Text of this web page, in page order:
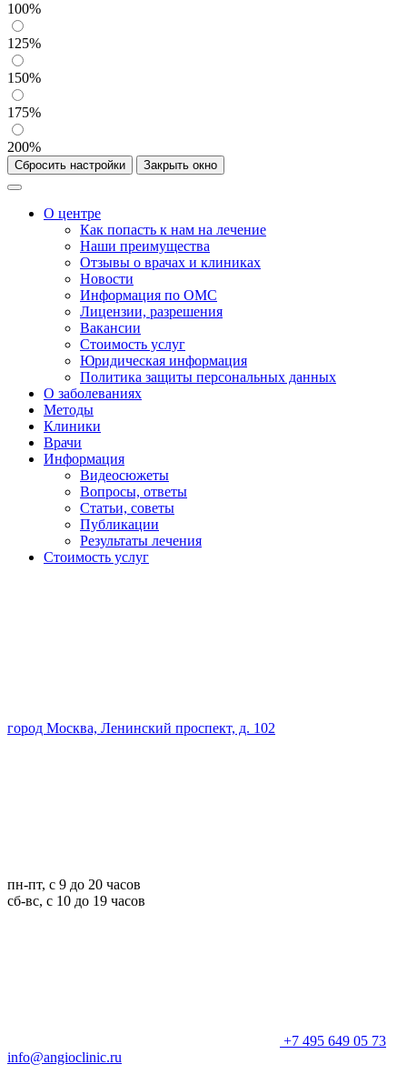
100%
125%
150%
175%
200%
Сбросить настройки Закрыть окно
О центре
Как попасть к нам на лечение
Наши преимущества
Отзывы о врачах и клиниках
Новости
Информация по ОМС
Лицензии, разрешения
Вакансии
Стоимость услуг
Юридическая информация
Политика защиты персональных данных
О заболеваниях
Методы
Клиники
Врачи
Информация
Видеосюжеты
Вопросы, ответы
Статьи, советы
Публикации
Результаты лечения
Стоимость услуг
город Москва, Ленинский проспект, д. 102
пн-пт, с 9 до 20 часов
сб-вс, с 10 до 19 часов
+7 495 649 05 73
info@angioclinic.ru